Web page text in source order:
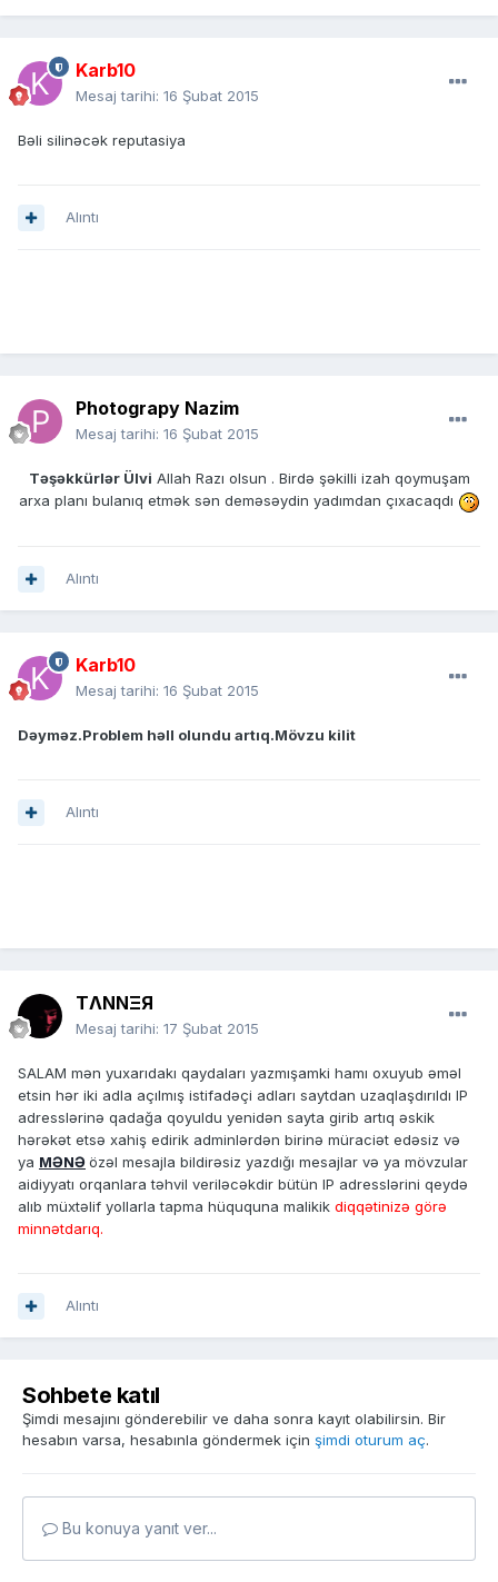
Karb10
Mesaj tarihi: 16 Şubat 2015
Bəli silinəcək reputasiya
Alıntı
Photograpy Nazim
Mesaj tarihi: 16 Şubat 2015
Təşəkkürlər Ülvi Allah Razı olsun . Birdə şəkilli izah qoymuşam
arxa planı bulanıq etmək sən deməsəydin yadımdan çıxacaqdı
Alıntı
Karb10
Mesaj tarihi: 16 Şubat 2015
Dəyməz.Problem həll olundu artıq.Mövzu kilit
Alıntı
TΛNNΞЯ
Mesaj tarihi: 17 Şubat 2015
SALAM mən yuxarıdakı qaydaları yazmışamki hamı oxuyub əməl
etsin hər iki adla açılmış istifadəçi adları saytdan uzaqlaşdırıldı IP
adresslərinə qadağa qoyuldu yenidən sayta girib artıq əskik
hərəkət etsə xahiş edirik adminlərdən birinə müraciət edəsiz və
ya MƏNƏözəl mesajla bildirəsiz yazdığı mesajlar və ya mövzular
aidiyyatı orqanlara təhvil veriləcəkdir bütün IP adresslərini qeydə
alıb müxtəlif yollarla tapma hüququna malikik diqqətinizə görə
minnətdarıq.
Alıntı
Sohbete katıl
Şimdi mesajını gönderebilir ve daha sonra kayıt olabilirsin. Bir
hesabın varsa, hesabınla göndermek için şimdi oturum aç.
Bu konuya yanıt ver...